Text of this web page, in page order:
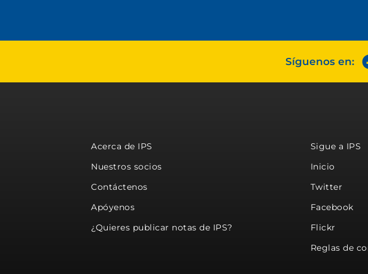
Síguenos en:
Acerca de IPS
Nuestros socios
Contáctenos
Apóyenos
¿Quieres publicar notas de IPS?
Sigue a IPS
Inicio
Twitter
Facebook
Flickr
Reglas de